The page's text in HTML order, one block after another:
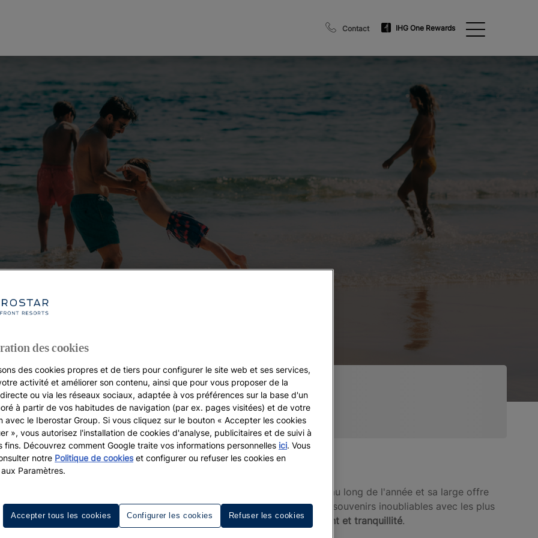
Contact IHG One Rewards
Hôtels familiaux à Fuerteventura
vacances en famille
. Ses plages de sable blanc, son climat chaud tout au long de l'année et sa large offre
avec des enfants font de l'île un endroit parfait pour créer des souvenirs inoubliables avec les plus
familiaux à Fuerteventura conçus pour allierconfort, divertissement et tranquillité.
des cookies
des cookies propres et de tiers pour configurer le site web et ses services,
activité et améliorer son contenu, ainsi que pour vous proposer de la
ou via les réseaux sociaux, adaptée à vos préférences sur la base d'un
à partir de vos habitudes de navigation (par ex. pages visitées) et de votre
avec le Iberostar Group. Si vous cliquez sur le bouton « Accepter les cookies
», vous autorisez l'installation de cookies d'analyse, publicitaires et de suivi à
fins. Découvrez comment Google traite vos informations personnelles ici. Vous
notre Politique de cookieset configurer ou refuser les cookies en
Paramètres.
Configurer les cookies Refuser les cookies
Accepter tous les cookies